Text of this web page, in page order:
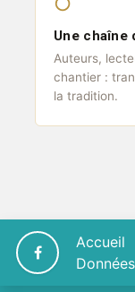
Une chaîne
Auteurs,
chantier :
la tradition.
Accueil